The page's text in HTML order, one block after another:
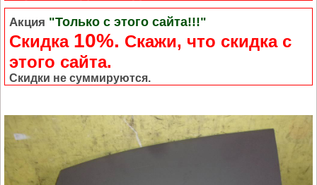
Акция "Только с этого сайта!!!"
Скидка 10%. Cкажи, что скидка с
этого сайта.
Скидки не суммируются.